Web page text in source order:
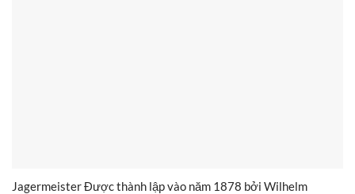
Jagermeister Được thành lập vào năm 1878 bởi Wilhelm